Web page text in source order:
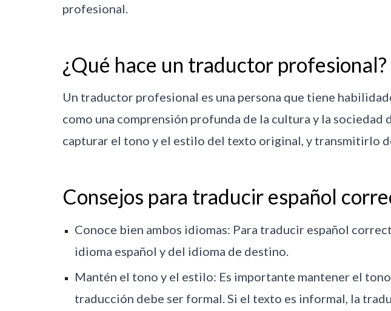
profesional.
¿Qué hace un traductor profesional?
Un traductor profesional es una persona que tiene
como una comprensión profunda de la cultura y la
capturar el tono y el estilo del texto original, y transmitirlo
Consejos para traducir español
Conoce bien ambos idiomas: Para traducir español
idioma español y del idioma de destino.
Mantén el tono y el estilo: Es importante mantener el
traducción debe ser formal. Si el texto es informal, la